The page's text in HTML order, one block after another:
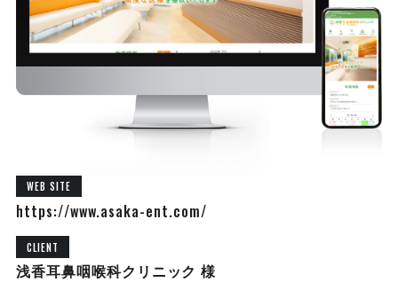
WEB SITE
https://www.asaka-ent.com/
CLIENT
浅香耳鼻咽喉科クリニック 様